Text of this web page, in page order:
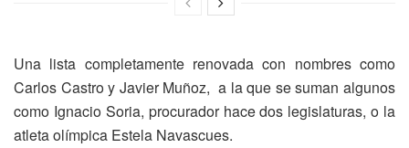
Una lista completamente renovada con nombres como
Carlos Castro y Javier Muñoz, a la que se suman algunos
como Ignacio Soria, procurador hace dos legislaturas, o la
atleta olímpica Estela Navascues.